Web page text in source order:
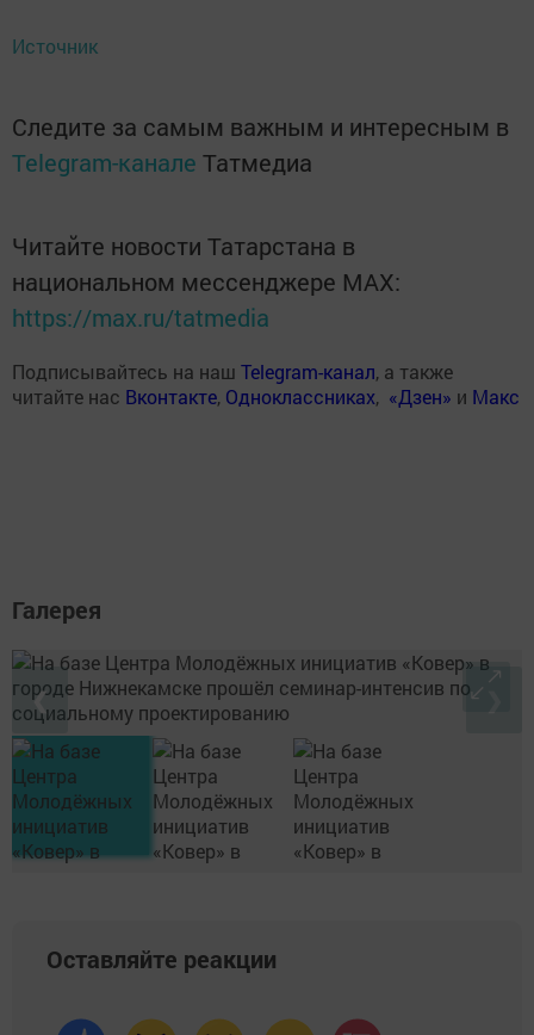
Источник
Следите за самым важным и интересным в
Telegram-канале Татмедиа
Читайте новости Татарстана в
национальном мессенджере MАХ:
https://max.ru/tatmedia
Подписывайтесь на наш Telegram-канал, а также
читайте нас Вконтакте, Одноклассниках, «Дзен» и Макс
Галерея
❮
Оставляйте реакции